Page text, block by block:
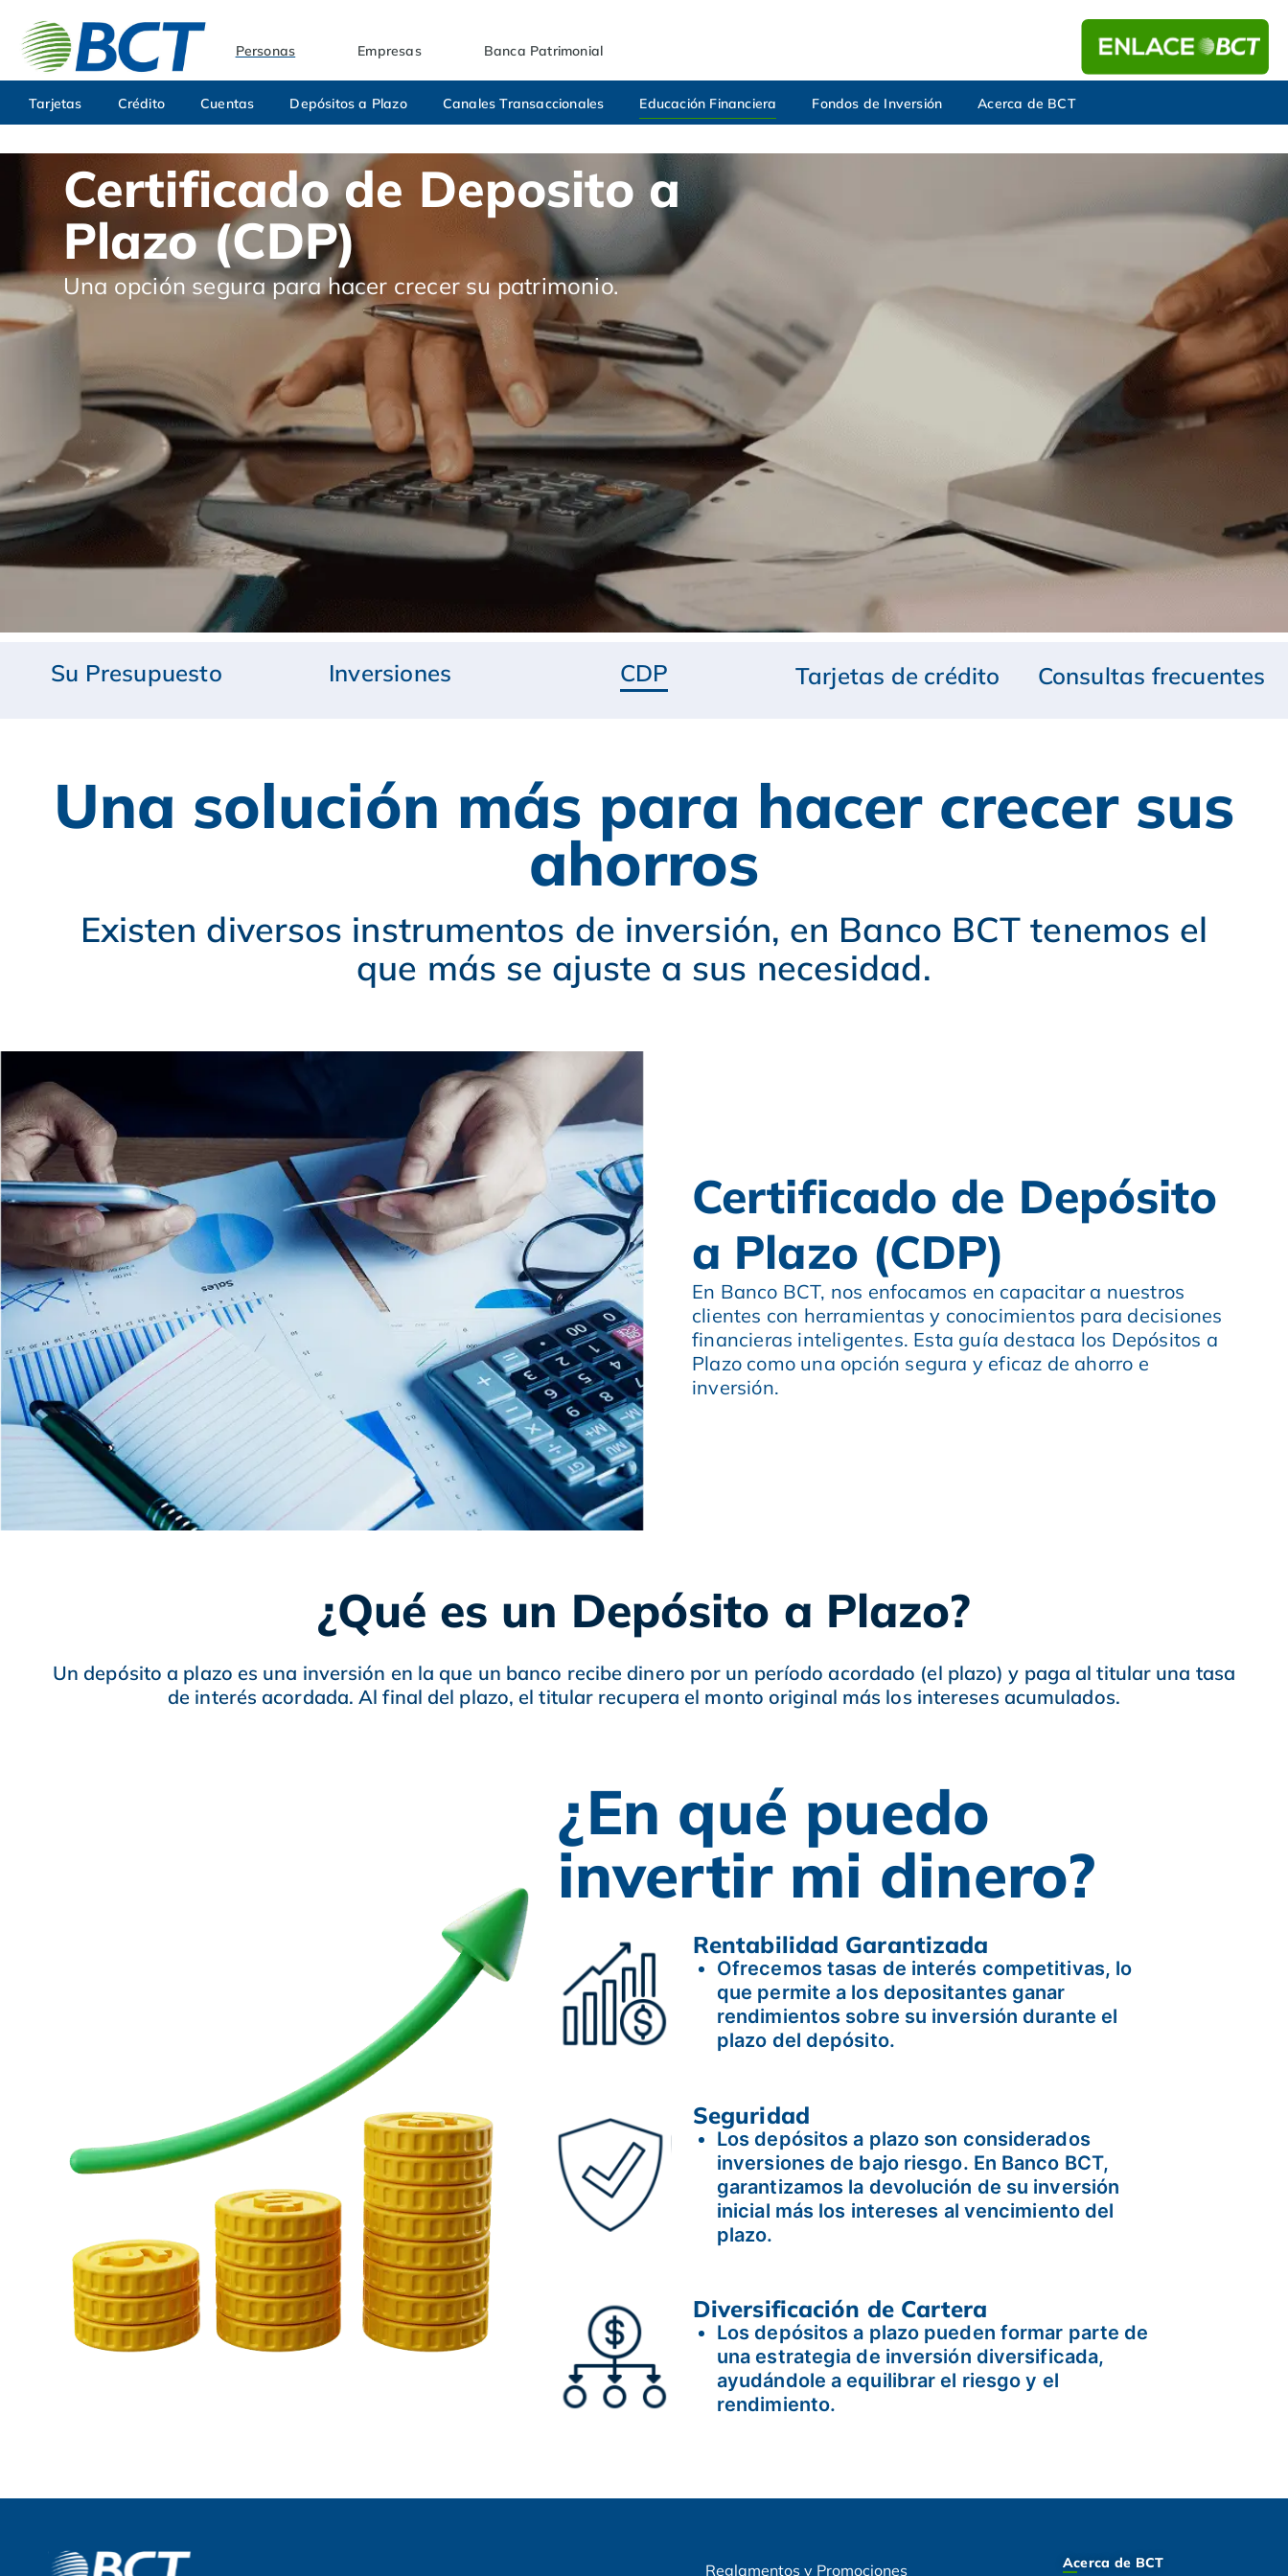
Personas Empresas Banca Patrimonial
Tarjetas Crédito Cuentas Depósitos a Plazo Canales Transaccionales Educación Financiera Fondos de Inversión Acerca de BCT
Certificado de Deposito a
Plazo (CDP)
Una opción segura para hacer crecer su patrimonio.
Su Presupuesto Inversiones CDP Tarjetas de crédito Consultas frecuentes
Una solución más para hacer crecer sus
ahorros
Existen diversos instrumentos de inversión, en Banco BCT tenemos el
que más se ajuste a sus necesidad.
Certificado de Depósito
a Plazo (CDP)
En Banco BCT, nos enfocamos en capacitar a nuestros
clientes con herramientas y conocimientos para decisiones
financieras inteligentes. Esta guía destaca los Depósitos a
Plazo como una opción segura y eficaz de ahorro e
inversión.
¿Qué es un Depósito a Plazo?
Un depósito a plazo es una inversión en la que un banco recibe dinero por un período acordado (el plazo) y paga al titular una tasa
de interés acordada. Al final del plazo, el titular recupera el monto original más los intereses acumulados.
¿En qué puedo
invertir mi dinero?
Rentabilidad Garantizada
Ofrecemos tasas de interés competitivas, lo
que permite a los depositantes ganar
rendimientos sobre su inversión durante el
plazo del depósito.
Seguridad
Los depósitos a plazo son considerados
inversiones de bajo riesgo. En Banco BCT,
garantizamos la devolución de su inversión
inicial más los intereses al vencimiento del
plazo.
Diversificación de Cartera
Los depósitos a plazo pueden formar parte de
una estrategia de inversión diversificada,
ayudándole a equilibrar el riesgo y el
rendimiento.
Reglamentos y Promociones Acerca de BCT